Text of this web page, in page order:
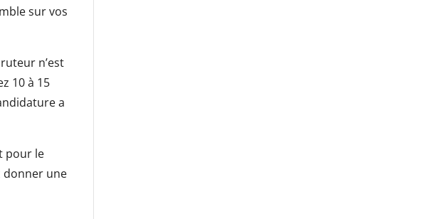
sur vos
n’est
10 à 15
a
pour le
donner une